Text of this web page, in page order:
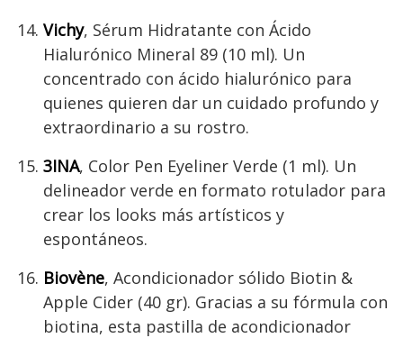
Vichy, Sérum Hidratante con Ácido
Hialurónico Mineral 89 (10 ml). Un
concentrado con ácido hialurónico para
quienes quieren dar un cuidado profundo y
extraordinario a su rostro.
3INA, Color Pen Eyeliner Verde (1 ml). Un
delineador verde en formato rotulador para
crear los looks más artísticos y
espontáneos.
Biovène, Acondicionador sólido Biotin &
Apple Cider (40 gr). Gracias a su fórmula con
biotina, esta pastilla de acondicionador